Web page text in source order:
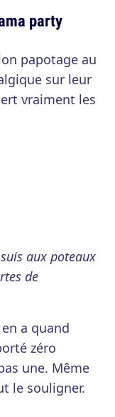
party
papotage au
sur leur
vraiment les
aux poteaux
de
a quand
zéro
une. Même
le souligner.